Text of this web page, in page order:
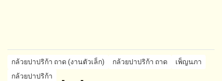
กล้วยปาปริก้า ถาด (งานตัวเล็ก) กล้วยปาปริก้า ถาด
เพ็ญนภา
กล้วยปาปริก้า